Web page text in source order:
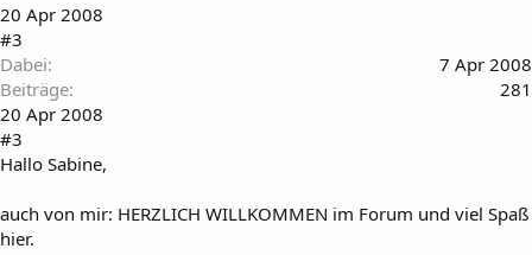
20 Apr 2008
#3
Dabei
7 Apr 2008
Beiträge
281
20 Apr 2008
#3
Hallo Sabine,
auch von mir: HERZLICH WILLKOMMEN im Forum und viel Spaß
hier.